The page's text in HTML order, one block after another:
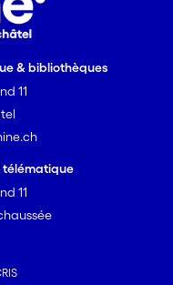
& bibliothèques
11
télématique
11